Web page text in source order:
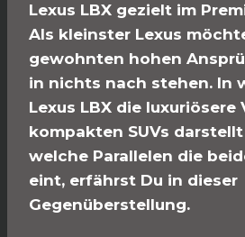
Lexus LBX gezielt im
Als kleinster Lexus
gewohnten hohen
in nichts nach stehen. In
Lexus LBX die luxuriösere
kompakten SUVs
welche Parallelen die
eint, erfährst Du in dieser
Gegenüberstellung.